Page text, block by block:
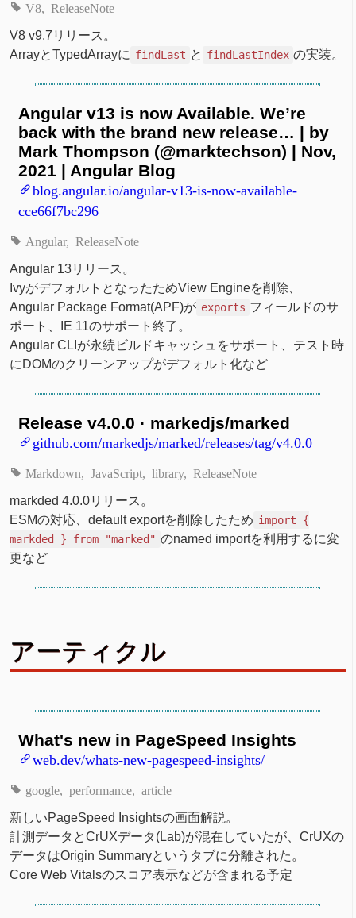
V8 ReleaseNote
V8 v9.7リリース。
ArrayとTypedArrayに findLast と findLastIndex の実装。
Angular v13 is now Available. We’re
back with the brand new release… | by
Mark Thompson (@marktechson) | Nov,
2021 | Angular Blog
blog.angular.io/angular-v13-is-now-available-
cce66f7bc296
Angular ReleaseNote
Angular 13リリース。
IvyがデフォルトとなったためView Engineを削除、
Angular Package Format(APF)が exports フィールドのサ
ポート、IE 11のサポート終了。
Angular CLIが永続ビルドキャッシュをサポート、テスト時
にDOMのクリーンアップがデフォルト化など
Release v4.0.0 · markedjs/marked
github.com/markedjs/marked/releases/tag/v4.0.0
Markdown JavaScript library ReleaseNote
markded 4.0.0リリース。
ESMの対応、default exportを削除したため import {
markded } from "marked" のnamed importを利用するに変
更など
アーティクル
What's new in PageSpeed Insights
web.dev/whats-new-pagespeed-insights/
google performance article
新しいPageSpeed Insightsの画面解説。
計測データとCrUXデータ(Lab)が混在していたが、CrUXの
データはOrigin Summaryというタブに分離された。
Core Web Vitalsのスコア表示などが含まれる予定